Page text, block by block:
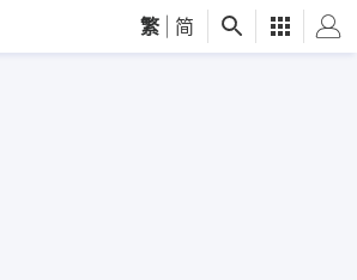
繁 简